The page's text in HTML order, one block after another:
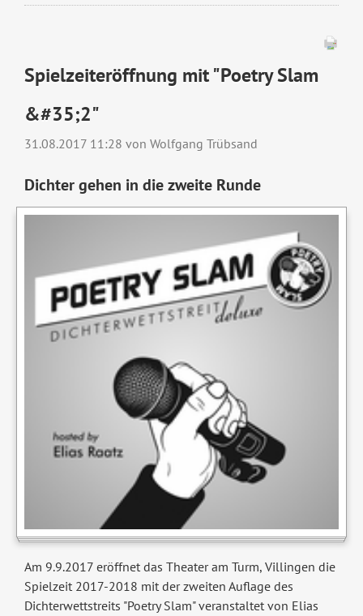
Spielzeiteröffnung mit "Poetry Slam
&#35;2"
31.08.2017 11:28 von Wolfgang Trübsand
Dichter gehen in die zweite Runde
Am 9.9.2017 eröffnet das Theater am Turm, Villingen die
Spielzeit 2017-2018 mit der zweiten Auflage des
Dichterwettstreits "Poetry Slam" veranstaltet von Elias